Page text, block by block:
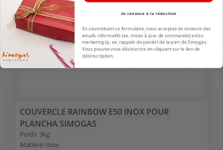
COUVERCLE RAINBOW E50 INOX POUR
PLANCHA SIMOGAS
Poids: 3kg
Matière: Inox
Je renonce à la réduction
En soumettant ce formulaire, vous acceptez de recevoir des
emails informatifs (ex. mises à jour de commande) et/ou
marketing (p. ex. rappels de panier) de la part de Simogas.
Vous pouvez vous désinscrire en cliquant sur le lien de
désinscription.